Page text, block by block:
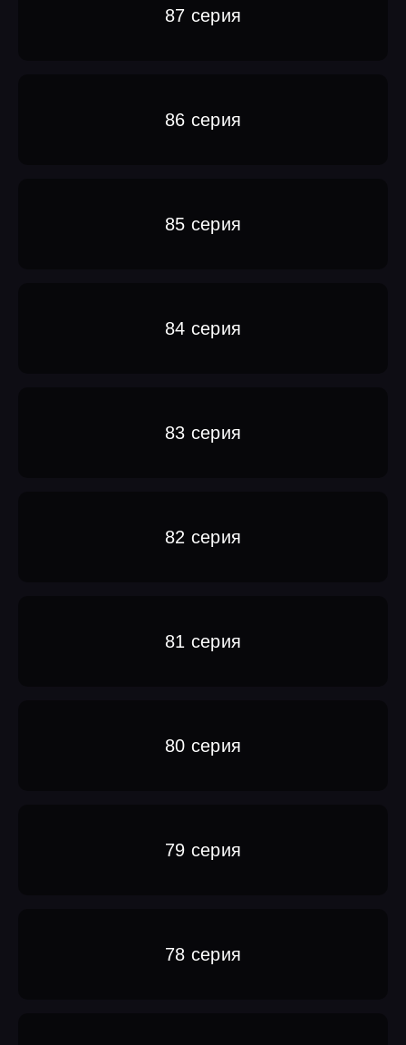
87 серия
86 серия
85 серия
84 серия
83 серия
82 серия
81 серия
80 серия
79 серия
78 серия